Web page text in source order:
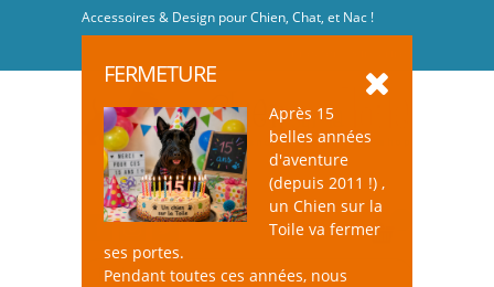
Accessoires & Design pour Chien, Chat, et Nac !
FERMETURE
Après 15
belles années
d'aventure
(depuis 2011 !) ,
un Chien sur la
Toile va fermer
ses portes.
Pendant toutes ces années, nous